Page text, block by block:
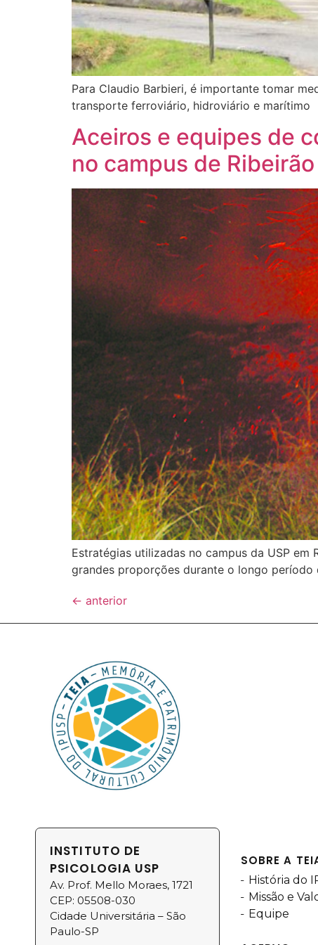
Para Claudio Barbieri, é importante tomar
transporte ferroviário, hidroviário e marítimo
Aceiros e equipes de
no campus de
Estratégias utilizadas no campus da USP
grandes proporções durante o longo período
← anterior
INSTITUTO DE
PSICOLOGIA USP
Av. Prof. Mello Moraes, 1721
CEP: 05508-030
Cidade Universitária – São
Paulo-SP
SOBRE A
História do
Missão e
Equipe